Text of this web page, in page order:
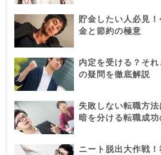
貯金したい人必見
金と節約の極意
内定を受ける？そ
の疑問を徹底解説
失敗しない転職方
暗を分ける転職成功
ニート脱出大作戦